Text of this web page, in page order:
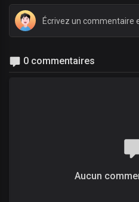
0 commentaires
Aucun